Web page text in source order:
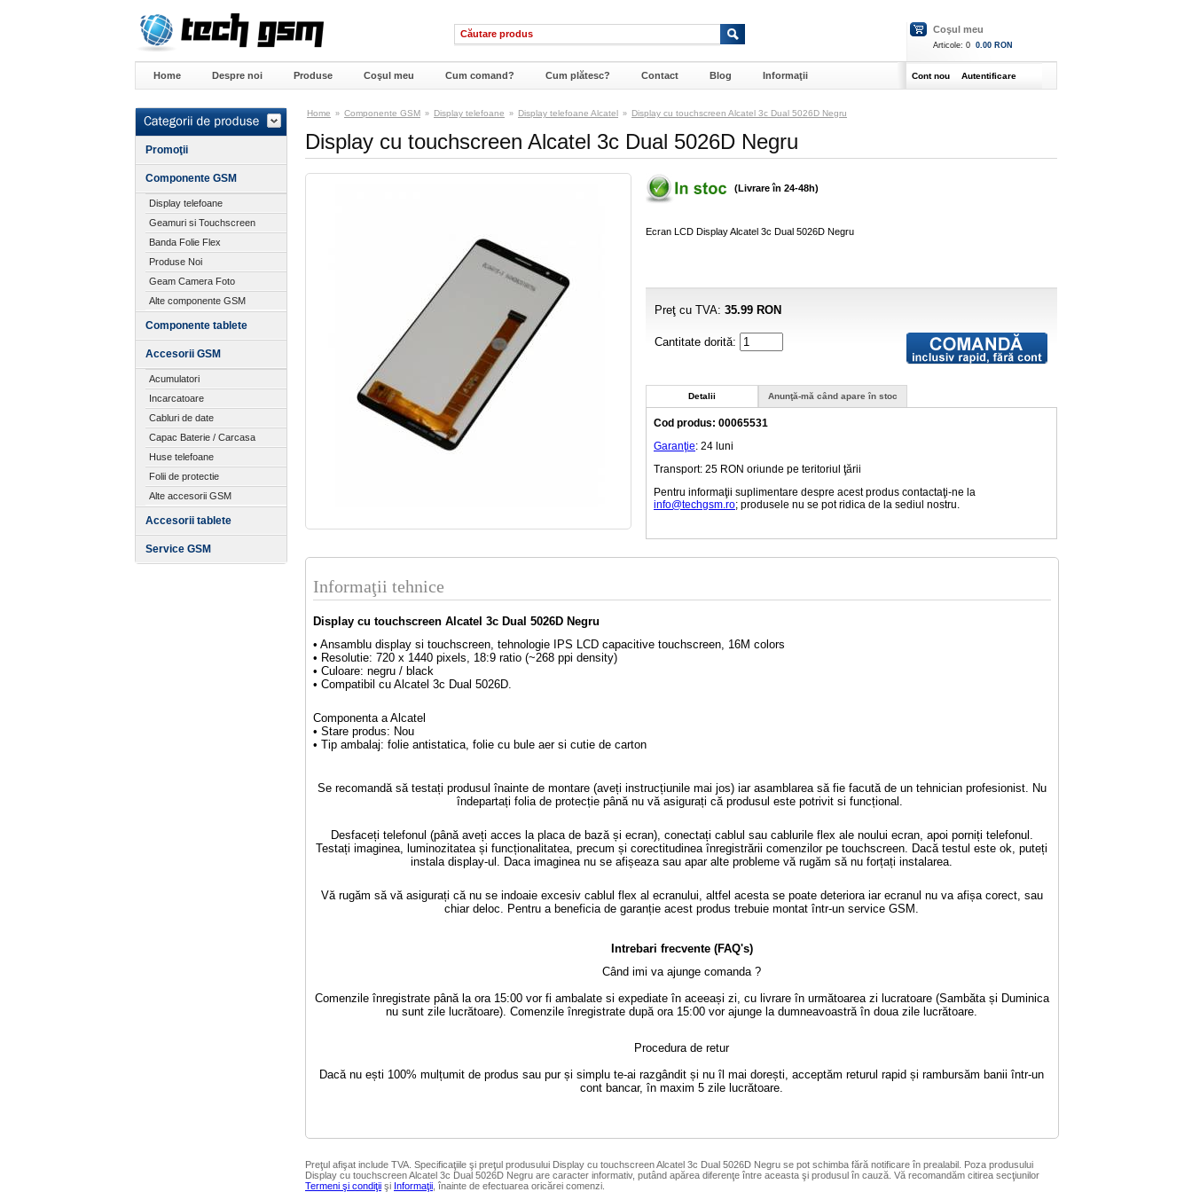
Coşul meu
Articole: 0 0.00 RON
Home Despre noi Produse Coşul meu Cum comand? Cum plătesc? Contact Blog Informaţii Cont nou Autentificare
Promoţii
Componente GSM
Display telefoane
Geamuri si Touchscreen
Banda Folie Flex
Produse Noi
Geam Camera Foto
Alte componente GSM
Componente tablete
Accesorii GSM
Acumulatori
Incarcatoare
Cabluri de date
Capac Baterie / Carcasa
Huse telefoane
Folii de protectie
Alte accesorii GSM
Accesorii tablete
Service GSM
Home » Componente GSM » Display telefoane » Display telefoane Alcatel » Display cu touchscreen Alcatel 3c Dual 5026D Negru
Display cu touchscreen Alcatel 3c Dual 5026D Negru
(Livrare în 24-48h)
Ecran LCD Display Alcatel 3c Dual 5026D Negru
Preţ cu TVA: 35.99 RON
Cantitate dorită:
Detalii Anunţă-mă când apare în stoc
Cod produs: 00065531
Garanţie: 24 luni
Transport: 25 RON oriunde pe teritoriul ţării
Pentru informaţii suplimentare despre acest produs contactaţi-ne la
info@techgsm.ro; produsele nu se pot ridica de la sediul nostru.
Informaţii tehnice
Display cu touchscreen Alcatel 3c Dual 5026D Negru
• Ansamblu display si touchscreen, tehnologie IPS LCD capacitive touchscreen, 16M colors
• Resolutie: 720 x 1440 pixels, 18:9 ratio (~268 ppi density)
• Culoare: negru / black
• Compatibil cu Alcatel 3c Dual 5026D.
Componenta a Alcatel
• Stare produs: Nou
• Tip ambalaj: folie antistatica, folie cu bule aer si cutie de carton
Se recomandă să testați produsul înainte de montare (aveți instrucțiunile mai jos) iar asamblarea să fie facută de un tehnician profesionist. Nu
îndepartați folia de protecție până nu vă asigurați că produsul este potrivit si funcțional.
Desfaceți telefonul (până aveți acces la placa de bază și ecran), conectați cablul sau cablurile flex ale noului ecran, apoi porniți telefonul.
Testați imaginea, luminozitatea și funcționalitatea, precum și corectitudinea înregistrării comenzilor pe touchscreen. Dacă testul este ok, puteți
instala display-ul. Daca imaginea nu se afișeaza sau apar alte probleme vă rugăm să nu forțați instalarea.
Vă rugăm să vă asigurați că nu se indoaie excesiv cablul flex al ecranului, altfel acesta se poate deteriora iar ecranul nu va afișa corect, sau
chiar deloc. Pentru a beneficia de garanție acest produs trebuie montat într-un service GSM.
Intrebari frecvente (FAQ's)
Când imi va ajunge comanda ?
Comenzile înregistrate până la ora 15:00 vor fi ambalate si expediate în aceeași zi, cu livrare în următoarea zi lucratoare (Sambăta și Duminica
nu sunt zile lucrătoare). Comenzile înregistrate după ora 15:00 vor ajunge la dumneavoastră în doua zile lucrătoare.
Procedura de retur
Dacă nu ești 100% mulțumit de produs sau pur și simplu te-ai razgândit și nu îl mai dorești, acceptăm returul rapid și rambursăm banii într-un
cont bancar, în maxim 5 zile lucrătoare.
Preţul afişat include TVA. Specificaţiile şi preţul produsului Display cu touchscreen Alcatel 3c Dual 5026D Negru se pot schimba fără notificare în prealabil. Poza produsului
Display cu touchscreen Alcatel 3c Dual 5026D Negru are caracter informativ, putând apărea diferenţe între aceasta şi produsul în cauză. Vă recomandăm citirea secţiunilor
Termeni şi condiţii şi Informaţii , înainte de efectuarea oricărei comenzi.